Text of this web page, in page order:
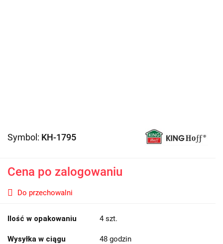
Symbol: KH-1795
Cena po zalogowaniu
Do przechowalni
Ilość w opakowaniu 4 szt.
Wysyłka w ciągu 48 godzin